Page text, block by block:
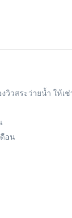
วิวสระว่ายน้ำ ให้เช่
อน